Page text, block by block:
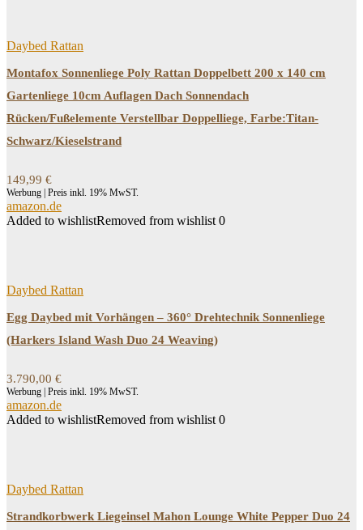
Daybed Rattan
Montafox Sonnenliege Poly Rattan Doppelbett 200 x 140 cm
Gartenliege 10cm Auflagen Dach Sonnendach
Rücken/Fußelemente Verstellbar Doppelliege, Farbe:Titan-
Schwarz/Kieselstrand
149,99 €
Werbung | Preis inkl. 19% MwST.
amazon.de
Added to wishlistRemoved from wishlist 0
Daybed Rattan
Egg Daybed mit Vorhängen – 360° Drehtechnik Sonnenliege
(Harkers Island Wash Duo 24 Weaving)
3.790,00 €
Werbung | Preis inkl. 19% MwST.
amazon.de
Added to wishlistRemoved from wishlist 0
Daybed Rattan
Strandkorbwerk Liegeinsel Mahon Lounge White Pepper Duo 24